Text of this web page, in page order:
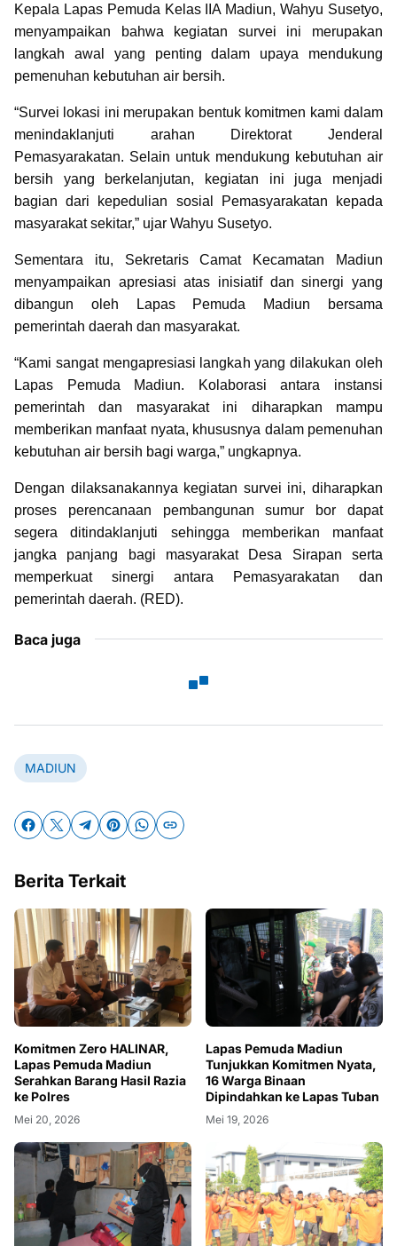
Kepala Lapas Pemuda Kelas IIA Madiun, Wahyu Susetyo,
menyampaikan bahwa kegiatan survei ini merupakan
langkah awal yang penting dalam upaya mendukung
pemenuhan kebutuhan air bersih.
“Survei lokasi ini merupakan bentuk komitmen kami dalam
menindaklanjuti arahan Direktorat Jenderal
Pemasyarakatan. Selain untuk mendukung kebutuhan air
bersih yang berkelanjutan, kegiatan ini juga menjadi
bagian dari kepedulian sosial Pemasyarakatan kepada
masyarakat sekitar,” ujar Wahyu Susetyo.
Sementara itu, Sekretaris Camat Kecamatan Madiun
menyampaikan apresiasi atas inisiatif dan sinergi yang
dibangun oleh Lapas Pemuda Madiun bersama
pemerintah daerah dan masyarakat.
“Kami sangat mengapresiasi langkah yang dilakukan oleh
Lapas Pemuda Madiun. Kolaborasi antara instansi
pemerintah dan masyarakat ini diharapkan mampu
memberikan manfaat nyata, khususnya dalam pemenuhan
kebutuhan air bersih bagi warga,” ungkapnya.
Dengan dilaksanakannya kegiatan survei ini, diharapkan
proses perencanaan pembangunan sumur bor dapat
segera ditindaklanjuti sehingga memberikan manfaat
jangka panjang bagi masyarakat Desa Sirapan serta
memperkuat sinergi antara Pemasyarakatan dan
pemerintah daerah. (RED).
Baca juga
MADIUN
Berita Terkait
Komitmen Zero HALINAR,
Lapas Pemuda Madiun
Serahkan Barang Hasil Razia
ke Polres
Mei 20, 2026
Lapas Pemuda Madiun
Tunjukkan Komitmen Nyata,
16 Warga Binaan
Dipindahkan ke Lapas Tuban
Mei 19, 2026